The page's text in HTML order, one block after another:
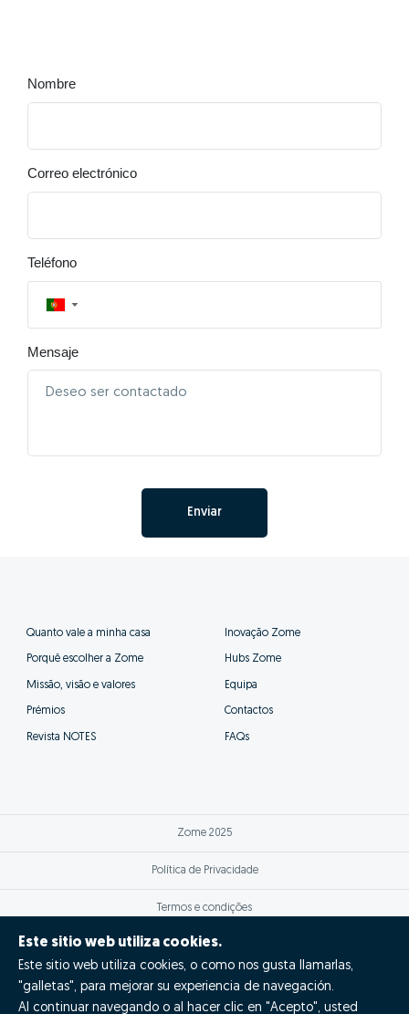
Nombre
Correo electrónico
Teléfono
▼
Mensaje
Enviar
Quanto vale a minha casa
Porquê escolher a Zome
Missão, visão e valores
Prémios
Revista NOTES
Inovação Zome
Hubs Zome
Equipa
Contactos
FAQs
Zome 2025
Política de Privacidade
Termos e condições
Resolução Alternativa de Litígios
Livro de reclamações
Este sitio web utiliza cookies.
Este sitio web utiliza cookies, o como nos gusta llamarlas,
"galletas", para mejorar su experiencia de navegación.
Al continuar navegando o al hacer clic en "Acepto", usted